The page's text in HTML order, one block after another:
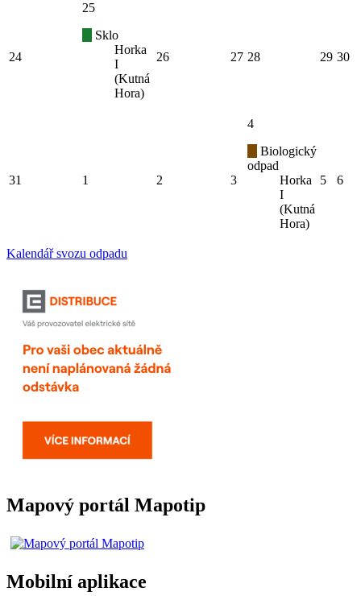
24
25
Sklo
Horka
I
(Kutná
Hora)
26 27 28 29 30
31 1 2 3
4
Biologický
odpad
Horka
I
(Kutná
Hora)
5 6
Kalendář svozu odpadu
Mapový portál Mapotip
Mobilní aplikace